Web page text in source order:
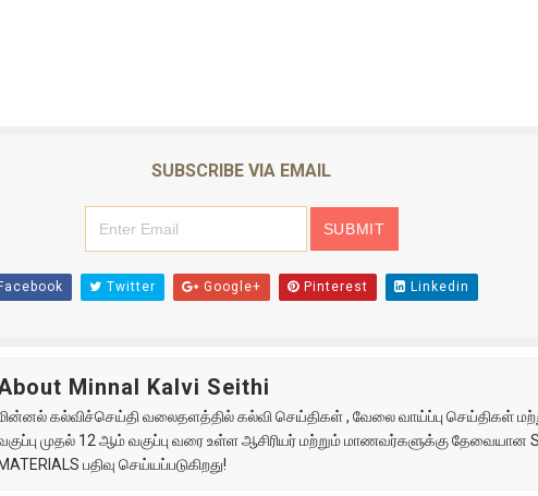
SUBSCRIBE VIA EMAIL
Facebook Twitter Google+ Pinterest Linkedin
Minnal Kalvi Seithi
கல்விச்செய்தி வலைதளத்தில் கல்வி செய்திகள் , வேலை வாய்ப்பு செய்திகள்
முதல் 12 ஆம் வகுப்பு வரை உள்ள ஆசிரியர் மற்றும் மாணவர்களுக்கு தேவையான
MATERIALS பதிவு செய்யப்படுகிறது!